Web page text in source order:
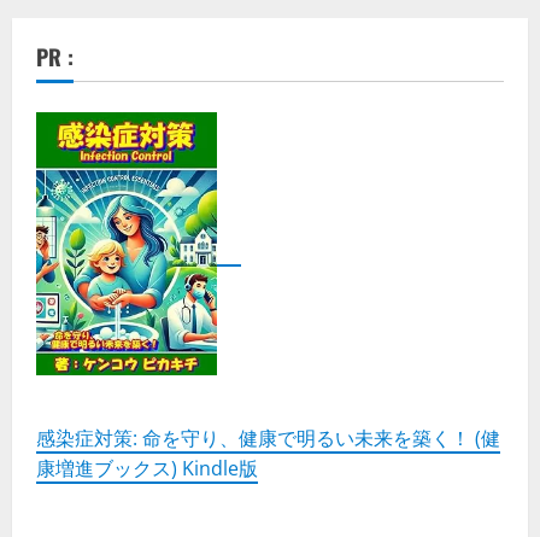
PR :
感染症対策: 命を守り、健康で明るい未来を築く！ (健
康増進ブックス) Kindle版